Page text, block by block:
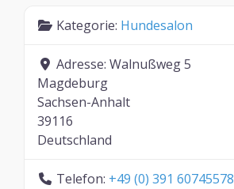
Kategorie: Hundesalon
Adresse: Walnußweg 5
Magdeburg
Sachsen-Anhalt
39116
Deutschland
Telefon: +49 (0) 391 60745578